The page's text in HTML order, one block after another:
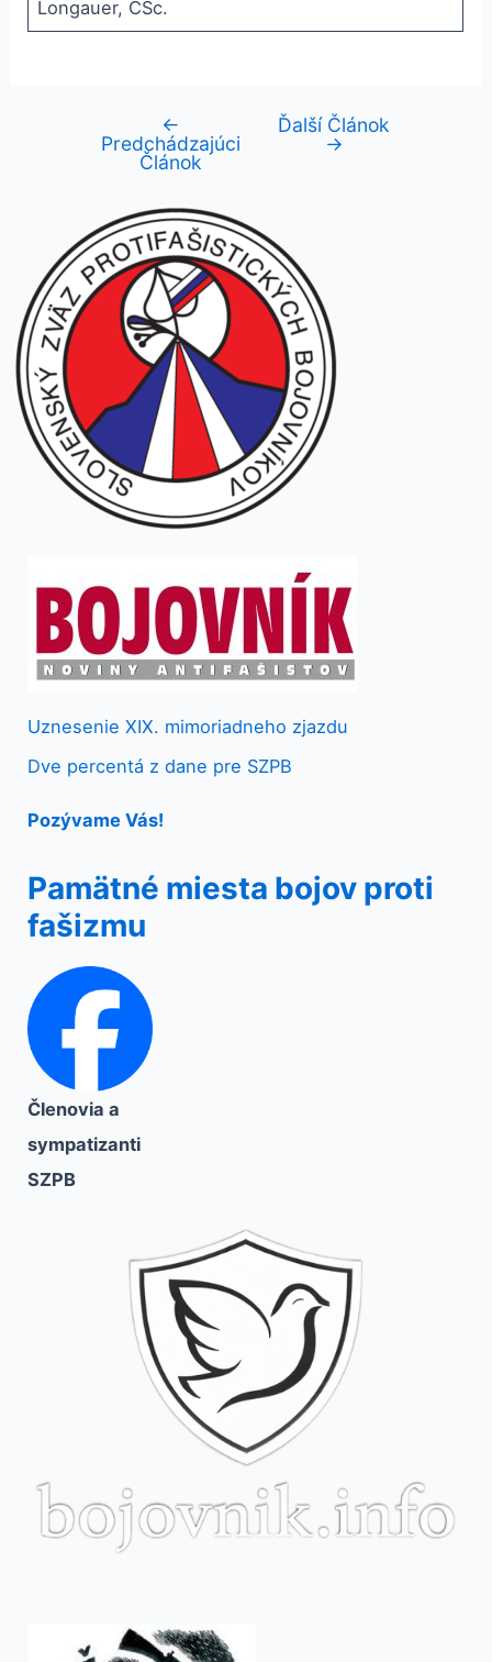
Longauer, CSc.
←
Predchádzajúci
Článok
Ďalší Článok
→
Uznesenie XIX. mimoriadneho zjazdu
Dve percentá z dane pre SZPB
Pozývame Vás!
Pamätné miesta bojov proti
fašizmu
Členovia a
sympatizanti
SZPB